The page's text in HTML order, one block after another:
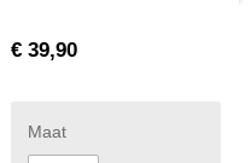
€ 39,90
Maat